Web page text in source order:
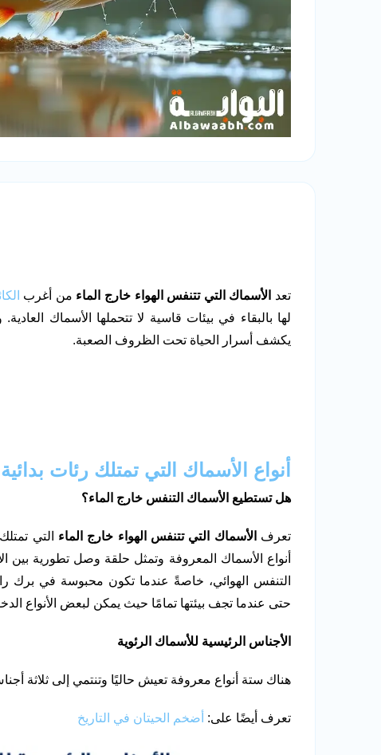
تعد الأسماك التي تتنفس الهواء خارج الماء من أغرب
لها بالبقاء في بيئات قاسية لا تتحملها الأسماك
يكشف أسرار الحياة تحت الظروف الصعبة.
أنواع الأسماك التي تمتلك رئات بدائية
هل تستطيع الأسماك التنفس خارج الماء؟
تعرف الأسماك التي تتنفس الهواء خارج الماء
التي
أنواع الأسماك المعروفة وتمثل حلقة وصل تطورية بين
التنفس الهوائي، خاصةً عندما تكون محبوسة في برك
حتى عندما تجف بيئتها تمامًا حيث يمكن لبعض الأنواع
الأجناس الرئيسية للأسماك الرئوية
هناك ستة أنواع معروفة تعيش حاليًا وتنتمي إلى ثلاثة
تعرف أيضًا على: أضخم الحيتان في التاريخ